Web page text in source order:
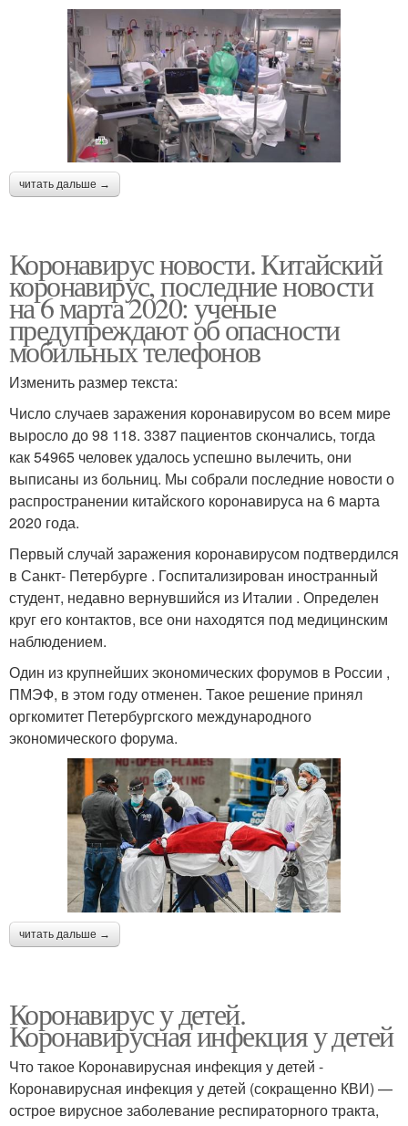
читать дальше →
Коронавирус новости. Китайский
коронавирус, последние новости
на 6 марта 2020: ученые
предупреждают об опасности
мобильных телефонов
Изменить размер текста:
Число случаев заражения коронавирусом во всем мире
выросло до 98 118. 3387 пациентов скончались, тогда
как 54965 человек удалось успешно вылечить, они
выписаны из больниц. Мы собрали последние новости о
распространении китайского коронавируса на 6 марта
2020 года.
Первый случай заражения коронавирусом подтвердился
в Санкт- Петербурге . Госпитализирован иностранный
студент, недавно вернувшийся из Италии . Определен
круг его контактов, все они находятся под медицинским
наблюдением.
Один из крупнейших экономических форумов в России ,
ПМЭФ, в этом году отменен. Такое решение принял
оргкомитет Петербургского международного
экономического форума.
читать дальше →
Коронавирус у детей.
Коронавирусная инфекция у детей
Что такое Коронавирусная инфекция у детей -
Коронавирусная инфекция у детей (сокращенно КВИ) —
острое вирусное за­болевание респираторного тракта,